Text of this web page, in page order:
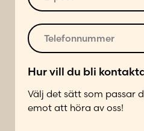
r
*
o
s
*
T
e
e
o
n
Hur vill du bli
Välj det sätt som passar
emot att höra av oss!